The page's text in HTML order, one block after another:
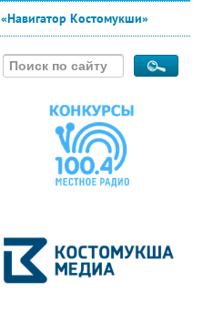
«Навигатор Костомукши»